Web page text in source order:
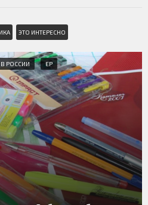
ЭТО ИНТЕРЕСНО
В РОССИИ ЕР